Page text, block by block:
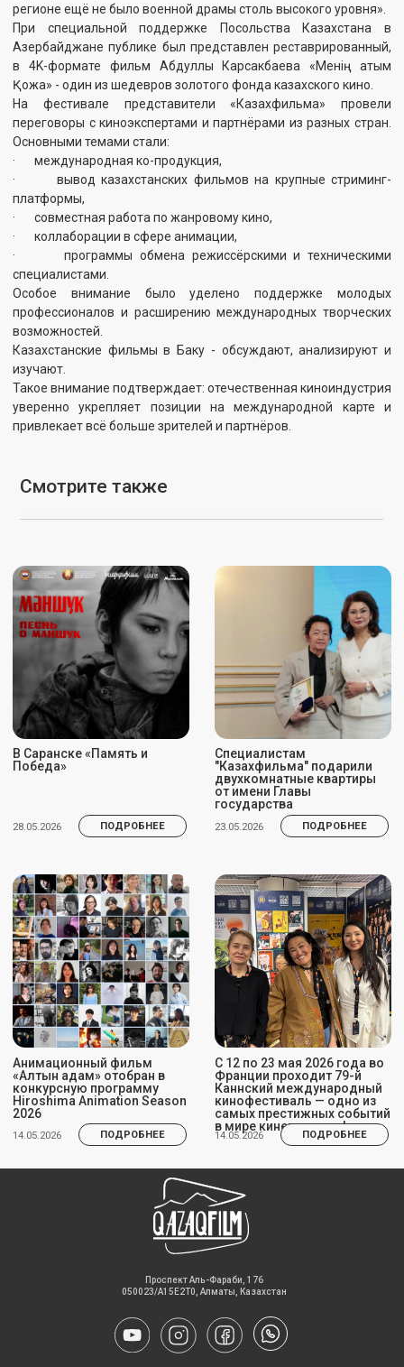
В Саранске «Память и
Победа»
Специалистам
"Казахфильма" подарили
двухкомнатные квартиры
от имени Главы
государства
«Алтын адам» отобран в
конкурсную программу
Hiroshima Animation Season
2026
14.05.2026 ПОДРОБНЕЕ 14.05.2026
Франции проходит 79-й
Каннский международный
в мире кинематографа.
ПОДРОБНЕЕ
​Проспект Аль-Фараби, 176
050023/A15E2T0, Алматы, Казахстан